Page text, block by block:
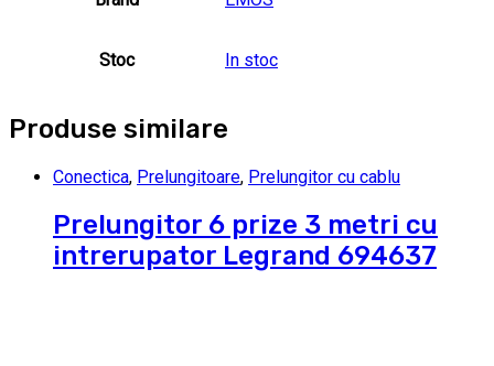
Stoc In stoc
Produse similare
Conectica, Prelungitoare, Prelungitor cu cablu
Prelungitor 6 prize 3 metri cu
intrerupator Legrand 694637